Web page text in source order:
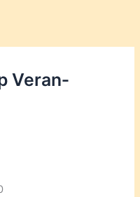
Veran­